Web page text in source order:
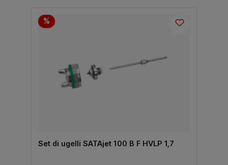
%
Set di ugelli SATAjet 100 B F HVLP 1,7